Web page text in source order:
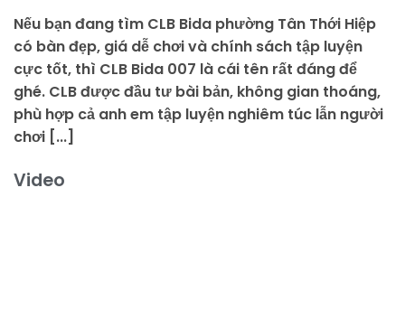
Nếu bạn đang tìm CLB Bida phường Tân Thới Hiệp
có bàn đẹp, giá dễ chơi và chính sách tập luyện
cực tốt, thì CLB Bida 007 là cái tên rất đáng để
ghé. CLB được đầu tư bài bản, không gian thoáng,
phù hợp cả anh em tập luyện nghiêm túc lẫn người
chơi [...]
Video